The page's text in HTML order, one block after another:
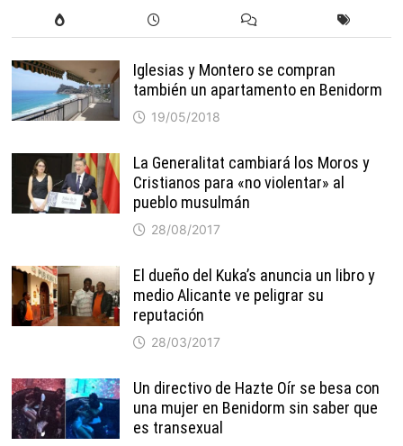
Iglesias y Montero se compran
también un apartamento en Benidorm
19/05/2018
La Generalitat cambiará los Moros y
Cristianos para «no violentar» al
pueblo musulmán
28/08/2017
El dueño del Kuka’s anuncia un libro y
medio Alicante ve peligrar su
reputación
28/03/2017
Un directivo de Hazte Oír se besa con
una mujer en Benidorm sin saber que
es transexual